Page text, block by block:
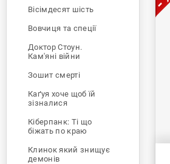
Вісімдесят шість
Вовчиця та спеції
Доктор Стоун.
Кам'яні війни
Зошит смерті
Каґуя хоче щоб їй
зізналися
Кіберпанк: Ті що
біжать по краю
Клинок який знищує
демонів